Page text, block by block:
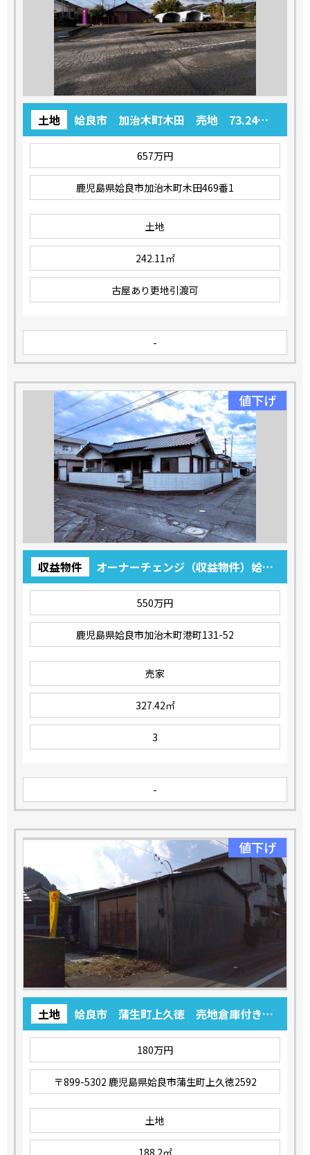
土地
姶良市 加治木町木田 売地 73.24
坪 657万円
657万円
鹿児島県姶良市加治木町木田469番1
土地
242.11㎡
古屋あり更地引渡可
-
値下げ
収益物件
オーナーチェンジ（収益物件）姶良
市 加治木町港町 550万円
550万円
鹿児島県姶良市加治木町港町131-52
売家
327.42㎡
3
-
値下げ
土地
姶良市 蒲生町上久徳 売地倉庫付き
56.93坪
180万円
〒899-5302 鹿児島県姶良市蒲生町上久徳2592
土地
188.2㎡